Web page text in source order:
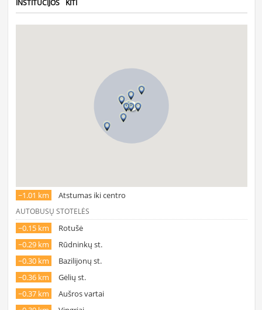
INSTITUCIJOS
KITI
~1.01 km Atstumas iki centro
AUTOBUSŲ STOTELĖS
~0.15 km
Rotušė
~0.29 km
Rūdninkų st.
~0.30 km
Bazilijonų st.
~0.36 km
Gėlių st.
~0.37 km
Aušros vartai